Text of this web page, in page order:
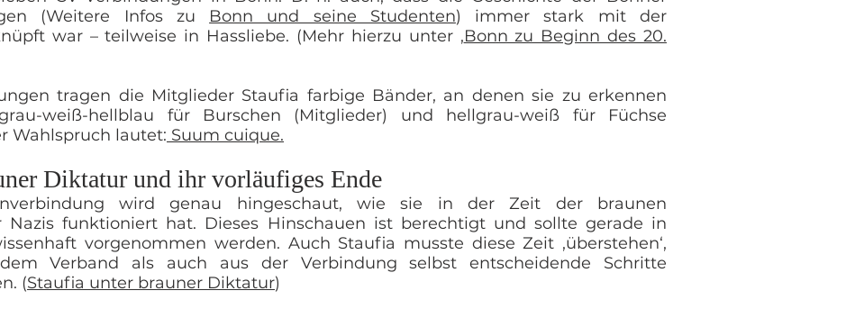
(Weitere Infos zu Bonn und seine Studenten) immer stark mit der
war – teilweise in Hassliebe. (Mehr hierzu unter ‚Bonn zu Beginn des 20.
tragen die Mitglieder Staufia farbige Bänder, an denen sie zu erkennen
weiß-hellblau für Burschen (Mitglieder) und hellgrau-weiß für Füchse
Wahlspruch lautet: Suum cuique.
Diktatur und ihr vorläufiges Ende
wird genau hingeschaut, wie sie in der Zeit der braunen
Nazis funktioniert hat. Dieses Hinschauen ist berechtigt und sollte gerade in
vorgenommen werden. Auch Staufia musste diese Zeit ‚überstehen‘,
Verband als auch aus der Verbindung selbst entscheidende Schritte
(Staufia unter brauner Diktatur)